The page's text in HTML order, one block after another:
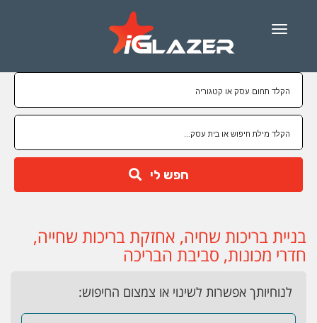
Menu
חפש לי
בניית בריכות שחיה, אחזקת בריכות שחייה,
חדרי מכונות, סביבת הבריכה
לנוחיותך אפשרות לשינוי או צמצום החיפוש: